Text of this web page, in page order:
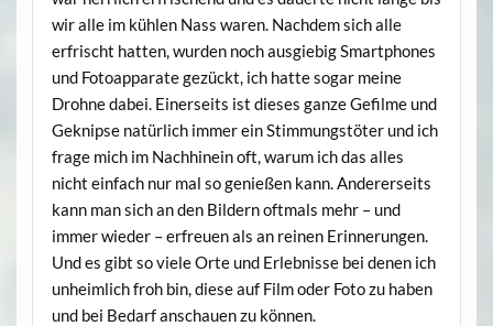
wir alle im kühlen Nass waren. Nachdem sich alle
erfrischt hatten, wurden noch ausgiebig Smartphones
und Fotoapparate gezückt, ich hatte sogar meine
Drohne dabei. Einerseits ist dieses ganze Gefilme und
Geknipse natürlich immer ein Stimmungstöter und ich
frage mich im Nachhinein oft, warum ich das alles
nicht einfach nur mal so genießen kann. Andererseits
kann man sich an den Bildern oftmals mehr – und
immer wieder – erfreuen als an reinen Erinnerungen.
Und es gibt so viele Orte und Erlebnisse bei denen ich
unheimlich froh bin, diese auf Film oder Foto zu haben
und bei Bedarf anschauen zu können.